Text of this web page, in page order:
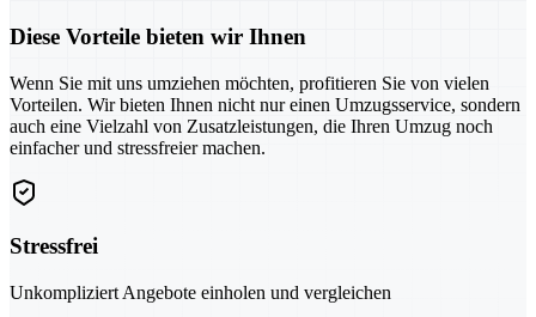
Diese Vorteile bieten wir Ihnen
Wenn Sie mit uns umziehen möchten, profitieren Sie von vielen
Vorteilen. Wir bieten Ihnen nicht nur einen Umzugsservice, sondern
auch eine Vielzahl von Zusatzleistungen, die Ihren Umzug noch
einfacher und stressfreier machen.
Stressfrei
Unkompliziert Angebote einholen und vergleichen